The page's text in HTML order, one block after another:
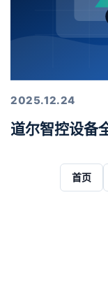
2025.12.24
道尔智控设备
首页